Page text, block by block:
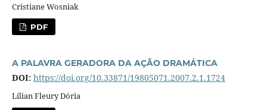
Cristiane Wosniak
PDF
A PALAVRA GERADORA DA AÇÃO DRAMÁTICA
DOI: https://doi.org/10.33871/19805071.2007.2.1.1724
Lílian Fleury Dória